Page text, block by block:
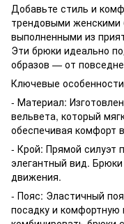
Добавьте стиль и
трендовыми женскими
выполненными из
Эти брюки идеально
образов — от
Ключевые
- Материал:
вельвета, который
обеспечивая комфорт
- Крой: Прямой силуэт
элегантный вид.
движения.
- Пояс: Эластичный
посадку и комфортную